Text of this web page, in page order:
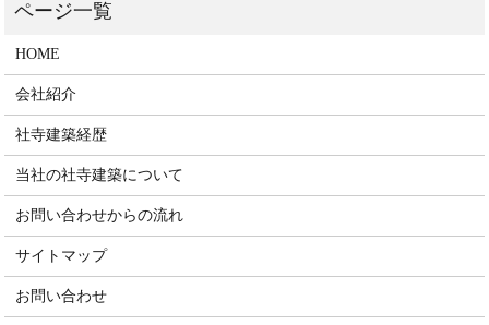
HOME
会社紹介
社寺建築経歴
当社の社寺建築について
お問い合わせからの流れ
サイトマップ
お問い合わせ